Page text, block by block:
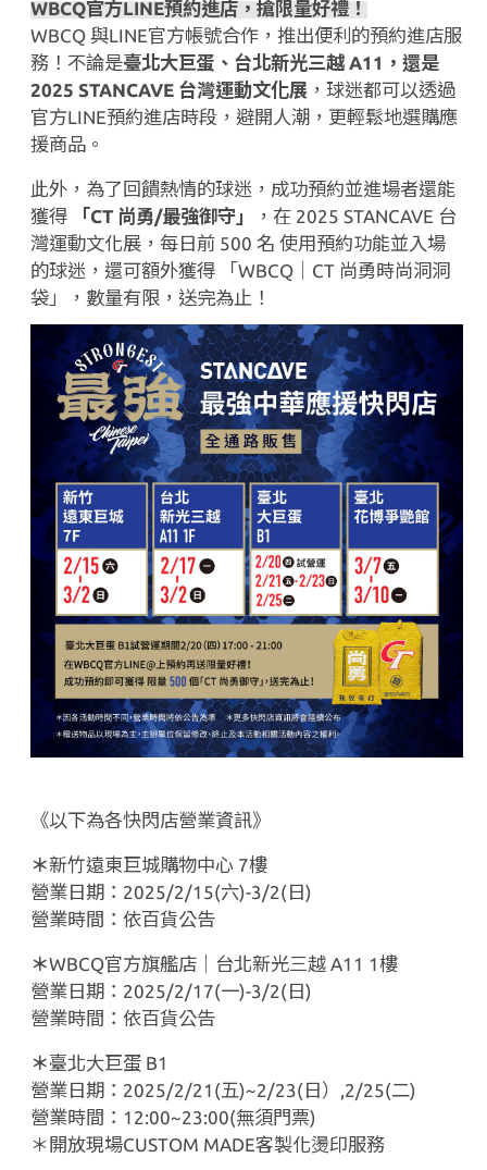
WBCQ官方LINE預約進店，搶限量好禮！
WBCQ 與LINE官方帳號合作，推出便利的預約進店服
務！不論是臺北大巨蛋、台北新光三越 A11 ，還是
2025 STANCAVE 台灣運動文化展 ，球迷都可以透過
官方LINE預約進店時段，避開人潮，更輕鬆地選購應
援商品。
此外，為了回饋熱情的球迷，成功預約並進場者還能
獲得
「CT 尚勇/最強御守」 ，在 2025 STANCAVE 台
灣運動文化展，每日前 500 名 使用預約功能並入場
的球迷，還可額外獲得 「WBCQ CT 尚勇時尚洞洞
袋」，數量有限，送完為止！
《以下為各快閃店營業資訊》
＊新竹遠東巨城購物中心 7樓
營業日期： 2025/2/15(六)-3/2(日)
營業時間：依百貨公告
＊WBCQ官方旗艦店｜台北新光三越 A11 1樓
營業日期： 2025/2/17(一)-3/2(日)
營業時間：依百貨公告
＊臺北大巨蛋 B1
營業日期： 2025/2/21(五)~2/23(日） ,2/25(二)
營業時間： 12:00~23:00(無須門票)
＊開放現場CUSTOM MADE客製化燙印服務